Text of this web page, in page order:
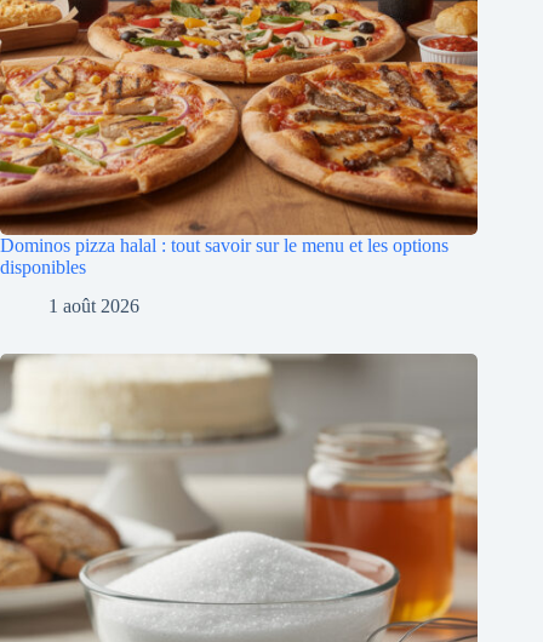
Dominos pizza halal : tout savoir sur le menu et les options
disponibles
1 août 2026